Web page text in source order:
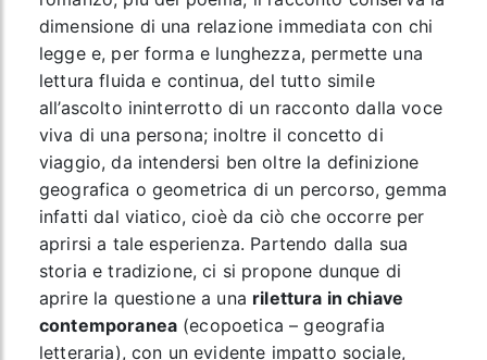
dimensione di una relazione immediata con chi
legge e, per forma e lunghezza, permette una
lettura fluida e continua, del tutto simile
all’ascolto ininterrotto di un racconto dalla voce
viva di una persona; inoltre il concetto di
viaggio, da intendersi ben oltre la definizione
geografica o geometrica di un percorso, gemma
infatti dal viatico, cioè da ciò che occorre per
aprirsi a tale esperienza. Partendo dalla sua
storia e tradizione, ci si propone dunque di
aprire la questione a una rilettura in chiave
contemporanea (ecopoetica – geografia
letteraria), con un evidente impatto sociale,